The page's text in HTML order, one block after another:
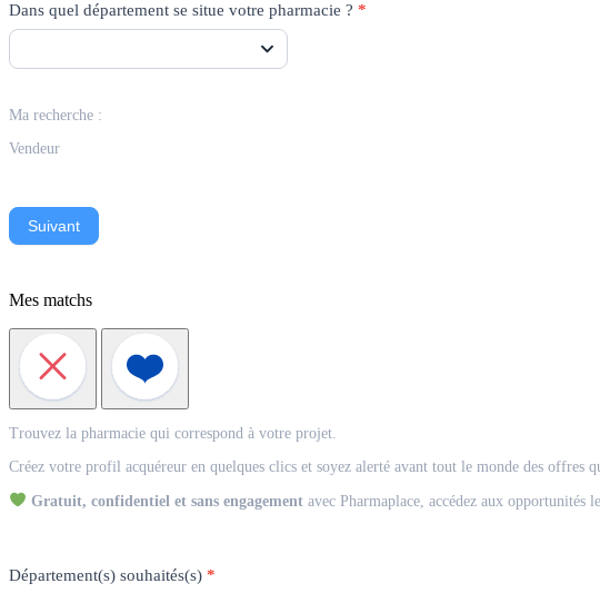
Dans quel département se situe votre pharmacie ? *
Ma recherche :
Vendeur
Suivant
Mes matchs
Acquéreur
Trouvez la pharmacie qui correspond à votre projet.
Créez votre profil acquéreur en quelques clics et soyez alerté avant tout le monde des offres
Gratuit, confidentiel et sans engagementavec Pharmaplace, accédez aux opportunités
Département(s) souhaités(s) *